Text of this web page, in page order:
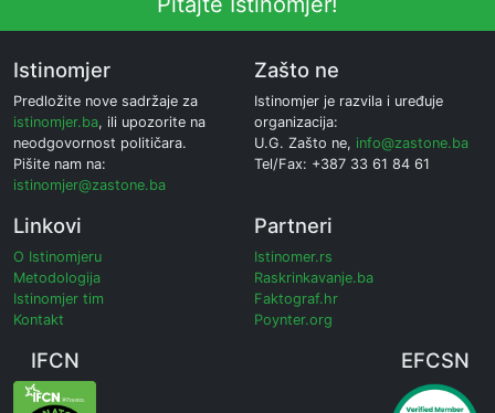
Istinomjer
Predložite nove sadržaje za
istinomjer.ba, ili upozorite na
neodgovornost političara.
Pišite nam na:
istinomjer@zastone.ba
Zašto ne
Istinomjer je razvila i uređuje
organizacija:
U.G. Zašto ne, info@zastone.ba
Tel/Fax: +387 33 61 84 61
Linkovi
O Istinomjeru
Metodologija
Istinomjer tim
Kontakt
Partneri
Istinomer.rs
Raskrinkavanje.ba
Faktograf.hr
Poynter.org
IFCN EFCSN